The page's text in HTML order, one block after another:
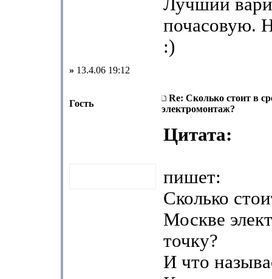
Лучший
почасовую.
:)
» 13.4.06 19:12
Гость
Re: Сколько стоит в
электромонтаж?
Цитата:
пишет:
Сколько
Москве
точку?
И что